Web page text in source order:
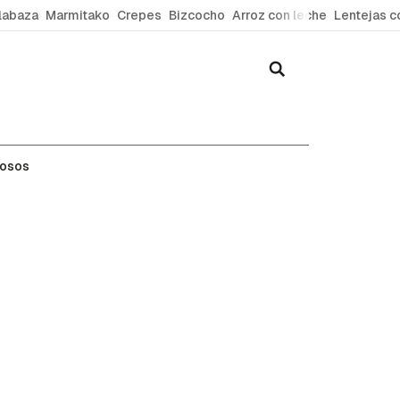
Marmitako Crepes Bizcocho Arroz con leche Lentejas